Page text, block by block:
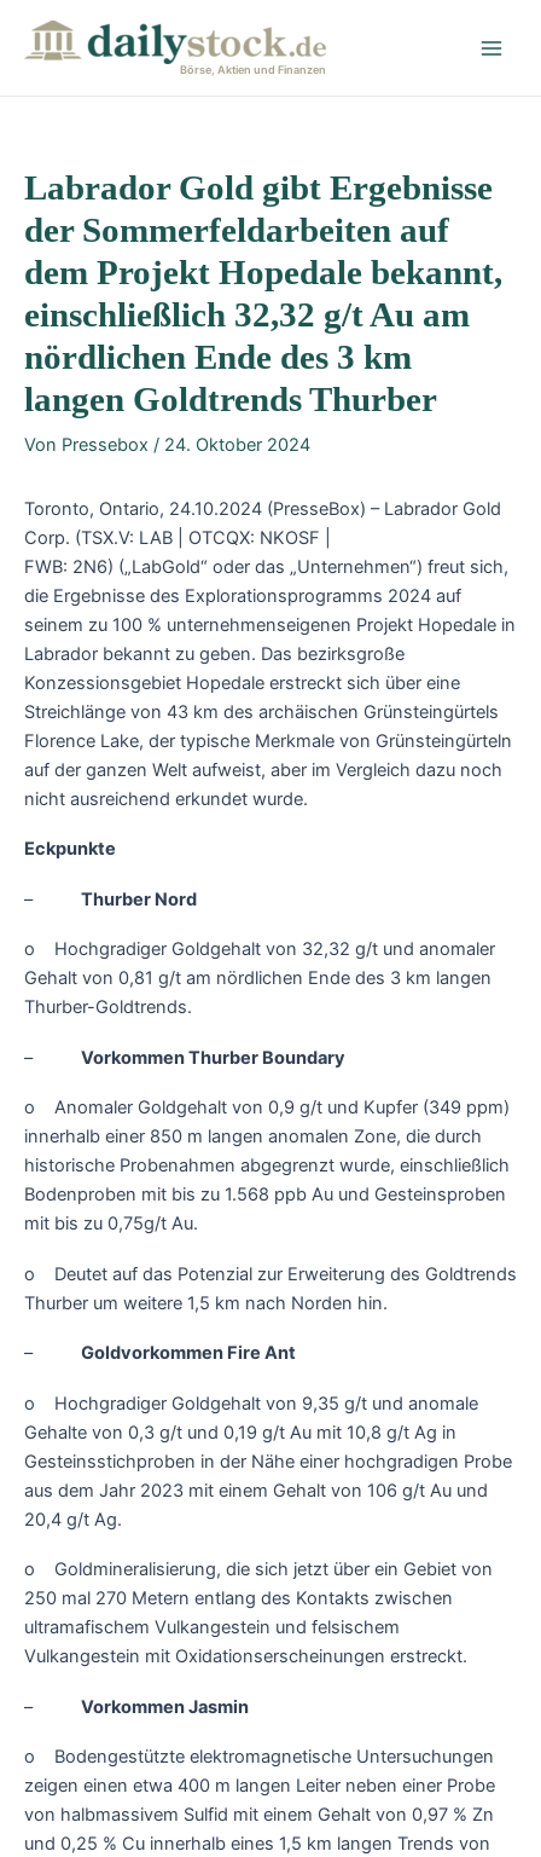
Börse, Aktien und Finanzen
Labrador Gold gibt Ergebnisse
der Sommerfeldarbeiten auf
dem Projekt Hopedale bekannt,
einschließlich 32,32 g/t Au am
nördlichen Ende des 3 km
langen Goldtrends Thurber
Von Pressebox / 24. Oktober 2024
Toronto, Ontario, 24.10.2024 (PresseBox) – Labrador Gold
Corp. (TSX.V: LAB | OTCQX: NKOSF |
FWB: 2N6) („LabGold“ oder das „Unternehmen“) freut sich,
die Ergebnisse des Explorationsprogramms 2024 auf
seinem zu 100 % unternehmenseigenen Projekt Hopedale in
Labrador bekannt zu geben. Das bezirksgroße
Konzessionsgebiet Hopedale erstreckt sich über eine
Streichlänge von 43 km des archäischen Grünsteingürtels
Florence Lake, der typische Merkmale von Grünsteingürteln
auf der ganzen Welt aufweist, aber im Vergleich dazu noch
nicht ausreichend erkundet wurde.
Eckpunkte
– Thurber Nord
o Hochgradiger Goldgehalt von 32,32 g/t und anomaler
Gehalt von 0,81 g/t am nördlichen Ende des 3 km langen
Thurber-Goldtrends.
– Vorkommen Thurber Boundary
o Anomaler Goldgehalt von 0,9 g/t und Kupfer (349 ppm)
innerhalb einer 850 m langen anomalen Zone, die durch
historische Probenahmen abgegrenzt wurde, einschließlich
Bodenproben mit bis zu 1.568 ppb Au und Gesteinsproben
mit bis zu 0,75g/t Au.
o Deutet auf das Potenzial zur Erweiterung des Goldtrends
Thurber um weitere 1,5 km nach Norden hin.
– Goldvorkommen Fire Ant
o Hochgradiger Goldgehalt von 9,35 g/t und anomale
Gehalte von 0,3 g/t und 0,19 g/t Au mit 10,8 g/t Ag in
Gesteinsstichproben in der Nähe einer hochgradigen Probe
aus dem Jahr 2023 mit einem Gehalt von 106 g/t Au und
20,4 g/t Ag.
o Goldmineralisierung, die sich jetzt über ein Gebiet von
250 mal 270 Metern entlang des Kontakts zwischen
ultramafischem Vulkangestein und felsischem
Vulkangestein mit Oxidationserscheinungen erstreckt.
– Vorkommen Jasmin
o Bodengestützte elektromagnetische Untersuchungen
zeigen einen etwa 400 m langen Leiter neben einer Probe
von halbmassivem Sulfid mit einem Gehalt von 0,97 % Zn
und 0,25 % Cu innerhalb eines 1,5 km langen Trends von